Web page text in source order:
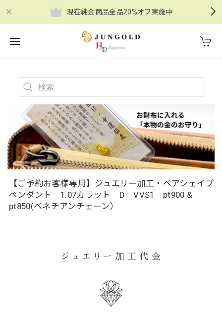
現在純金商品全品20%オフ実施中
【ご予約お客様専用】ジュエリー加工・ペアシェイプ
ペンダント 1.07カラット D VVS1 pt900 &
pt850(ベネチアンチェーン）